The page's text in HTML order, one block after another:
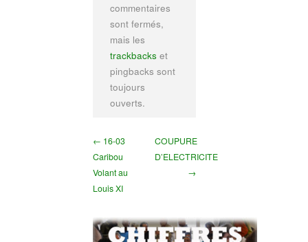
commentaires
sont fermés,
mais les
trackbacks et
pingbacks sont
toujours
ouverts.
← 16-03
Caribou
Volant au
Louis XI
COUPURE
D’ELECTRICITE
→